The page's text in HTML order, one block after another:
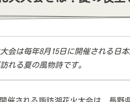
会は毎年8月15日に開催される日
れる夏の風物詩です。